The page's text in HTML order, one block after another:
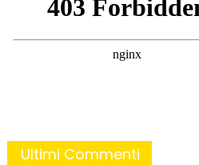
Ultimi Commenti